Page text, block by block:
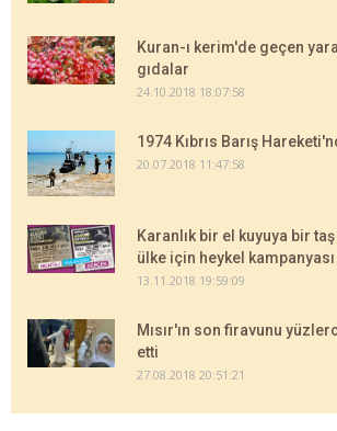
Kuran-ı kerim'de geçen
gıdalar
24.10.2018 18:07:58
1974 Kıbrıs Barış
20.07.2018 11:47:58
Karanlık bir el kuyuya bir taş
ülke için heykel kampanyası
13.11.2018 19:59:09
Mısır'ın son firavunu
etti
27.08.2018 20:51:21